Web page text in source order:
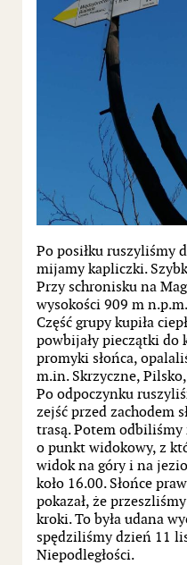
Po posiłku ruszyliśmy
mijamy kapliczki.
Przy schronisku na
wysokości 909 m
Część grupy kupiła
powbijały pieczątki do
promyki słońca,
m.in. Skrzyczne,
Po odpoczynku
zejść przed zachodem
trasą. Potem odbiliśmy
o punkt widokowy, z
widok na góry i na
koło 16.00. Słońce
pokazał, że
kroki. To była udana
spędziliśmy dzień 11
Niepodległości.